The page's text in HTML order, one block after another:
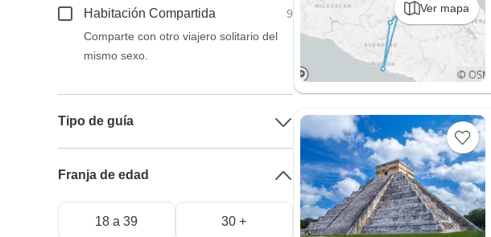
Ver mapa
Habitación Compartida
9
Comparte con otro viajero solitario del
mismo sexo.
Tipo de guía
Franja de edad
18 a 39 30 +